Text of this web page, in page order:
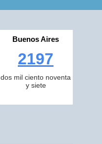
Buenos Aires
2197
dos mil ciento noventa
y siete